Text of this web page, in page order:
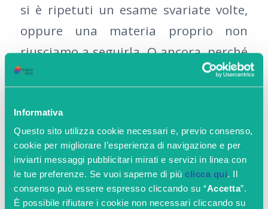
Informativa
Questo sito utilizza cookie necessari e, previo consenso,
cookie per migliorare l’esperienza di navigazione e per
inviarti messaggi pubblicitari mirati e servizi in linea con
le tue preferenze. Se vuoi saperne di più clicca qui. Il
consenso può essere espresso cliccando su “Accetta”.
È possibile rifiutare i cookie non necessari cliccando su
si è ripetuti un esame svariate volte,
oppure una materia proprio non
riusciamo a seguirla. O ancora, perché
pensiamo proprio di aver sbagliato
corso di studi.
Durante gli anni scolastici ed
accademici i maestri e poi i docenti
sono i primi a dare l’esempio di forza
interiore, partendo dall’essere sempre